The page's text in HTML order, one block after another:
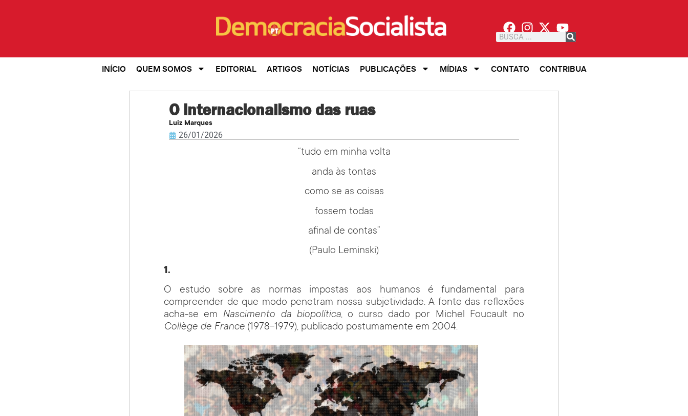
INÍCIO QUEM SOMOS EDITORIAL ARTIGOS NOTÍCIAS PUBLICAÇÕES MÍDIAS CONTATO CONTRIBUA
O internacionalismo das ruas
Luiz Marques
26/01/2026
“tudo em minha volta
anda às tontas
como se as coisas
fossem todas
afinal de contas”
(Paulo Leminski)
1.
O estudo sobre as normas impostas aos humanos é fundamental para
compreender de que modo penetram nossa subjetividade. A fonte das reflexões
acha-se em Nascimento da biopolítica, o curso dado por Michel Foucault no
Collège de France (1978-1979), publicado postumamente em 2004.